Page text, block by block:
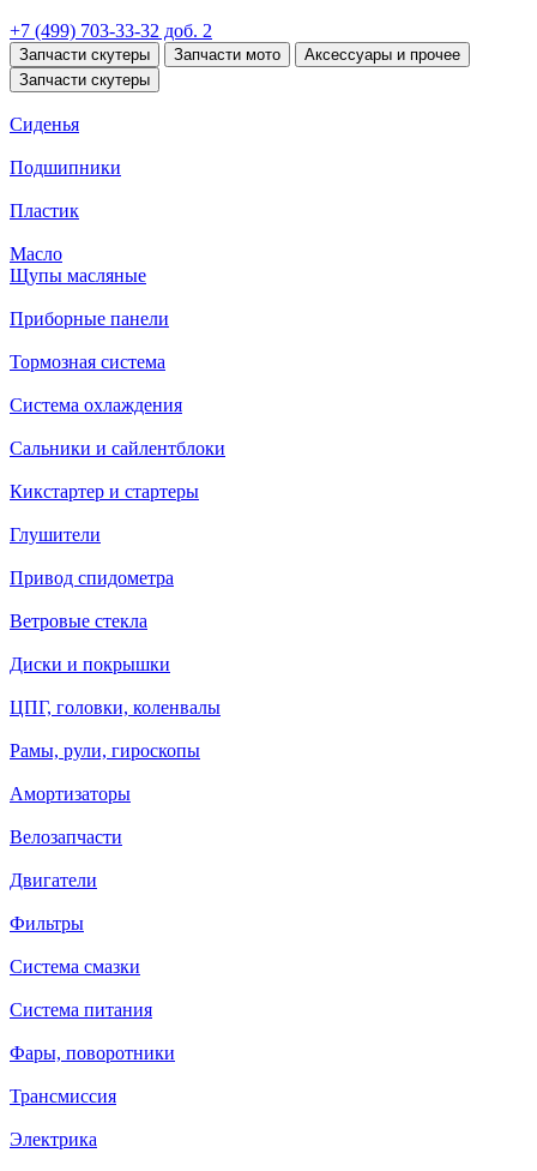
+7 (499) 703-33-32 доб. 2
Запчасти скутеры Запчасти мото
Аксессуары и прочее
Запчасти скутеры
Сиденья
Подшипники
Пластик
Масло
Щупы масляные
Приборные панели
Тормозная система
Система охлаждения
Сальники и сайлентблоки
Кикстартер и стартеры
Глушители
Привод спидометра
Ветровые стекла
Диски и покрышки
ЦПГ, головки, коленвалы
Рамы, рули, гироскопы
Амортизаторы
Велозапчасти
Двигатели
Фильтры
Система смазки
Система питания
Фары, поворотники
Трансмиссия
Электрика